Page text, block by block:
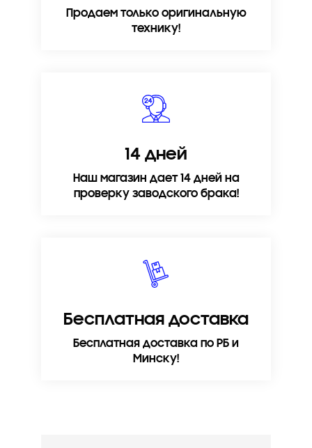
Продаем только оригинальную
технику!
14 дней
Наш магазин дает 14 дней на
проверку заводского брака!
Бесплатная доставка
Бесплатная доставка по РБ и
Минску!